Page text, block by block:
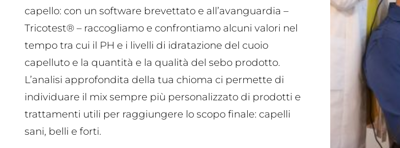
capello: con un software brevettato e all’avanguardia –
Tricotest® – raccogliamo e confrontiamo alcuni valori nel
tempo tra cui il PH e i livelli di idratazione del cuoio
capelluto e la quantità e la qualità del sebo prodotto.
L’analisi approfondita della tua chioma ci permette di
individuare il mix sempre più personalizzato di prodotti e
trattamenti utili per raggiungere lo scopo finale: capelli
sani, belli e forti.